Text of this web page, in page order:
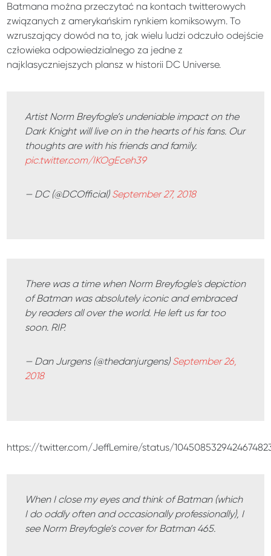
Batmana można przeczytać na kontach twitterowych
związanych z amerykańskim rynkiem komiksowym. To
wzruszający dowód na to, jak wielu ludzi odczuło odejście
człowieka odpowiedzialnego za jedne z
najklasyczniejszych plansz w historii DC Universe.
Artist Norm Breyfogle’s undeniable impact on the
Dark Knight will live on in the hearts of his fans. Our
thoughts are with his friends and family.
pic.twitter.com/IKOgEceh39
— DC (@DCOfficial) September 27, 2018
There was a time when Norm Breyfogle's depiction
of Batman was absolutely iconic and embraced
by readers all over the world. He left us far too
soon. RIP.
— Dan Jurgens (@thedanjurgens) September 26,
2018
https://twitter.com/JeffLemire/status/
When I close my eyes and think of Batman (which
I do oddly often and occasionally professionally), I
see Norm Breyfogle’s cover for Batman 465.